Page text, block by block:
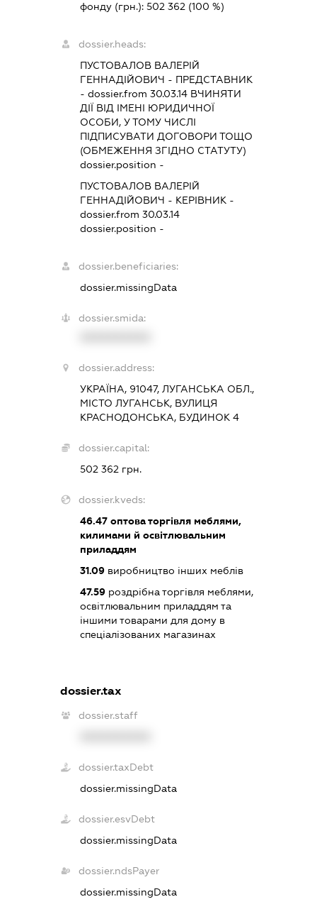
фонду (грн.):502 362 (100 %)
dossier.heads:
ПУСТОВАЛОВ ВАЛЕРІЙ
ГЕННАДІЙОВИЧ - ПРЕДСТАВНИК
- dossier.from 30.03.14 ВЧИНЯТИ
ДІЇ ВІД ІМЕНІ ЮРИДИЧНОЇ
ОСОБИ, У ТОМУ ЧИСЛІ
ПІДПИСУВАТИ ДОГОВОРИ ТОЩО
(ОБМЕЖЕННЯ ЗГІДНО СТАТУТУ)
dossier.position -
ПУСТОВАЛОВ ВАЛЕРІЙ
ГЕННАДІЙОВИЧ - КЕРІВНИК -
dossier.from 30.03.14
dossier.position -
dossier.beneficiaries:
dossier.missingData
dossier.smida:
dossier.address:
УКРАЇНА, 91047, ЛУГАНСЬКА ОБЛ.,
МІСТО ЛУГАНСЬК, ВУЛИЦЯ
КРАСНОДОНСЬКА, БУДИНОК 4
dossier.capital:
502 362 грн.
dossier.kveds:
46.47 оптова торгівля меблями,
килимами й освітлювальним
приладдям
31.09 виробництво інших меблів
47.59 роздрібна торгівля меблями,
освітлювальним приладдям та
іншими товарами для дому в
спеціалізованих магазинах
dossier.tax
dossier.staff
dossier.taxDebt
dossier.missingData
dossier.esvDebt
dossier.missingData
dossier.ndsPayer
dossier.missingData